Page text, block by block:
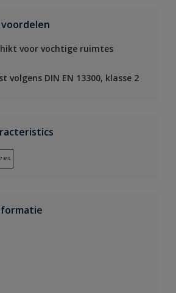
voor vochtige ruimtes
volgens DIN EN 13300, klasse 2